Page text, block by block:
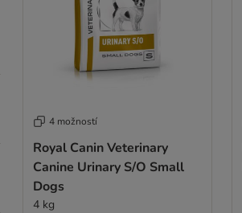
4 možností
Royal Canin Veterinary
Canine Urinary S/O Small
Dogs
4 kg